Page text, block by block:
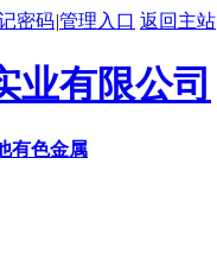
密码|管理入口 返回主站
业有限公司
有色金属